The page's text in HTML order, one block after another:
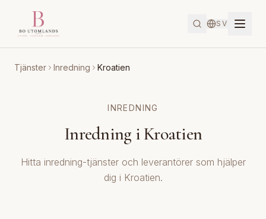
SV
Tjänster Inredning Kroatien
INREDNING
Inredning i Kroatien
Hitta inredning-tjänster och leverantörer som hjälper
dig i Kroatien.